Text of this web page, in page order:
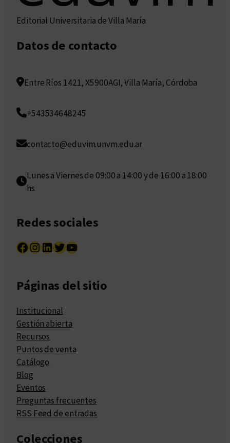
Editorial Universitaria de Villa María
Datos de contacto
Entre Ríos 1421, X5900AGI, Villa María, Córdoba
+543534648245
contacto@eduvim.unvm.edu.ar
Lunes a Viernes de 09:00 a 14:00 y de 16:00 a 18:00
hs
Redes sociales
Facebook InstagramLinkedIn Twitter YouTube
Páginas del sitio
Institucional
Gestión abierta
Recursos
Puntos de venta
Catálogo
Blog
Eventos
Preguntas frecuentes
RSS Feed de entradas
Colecciones